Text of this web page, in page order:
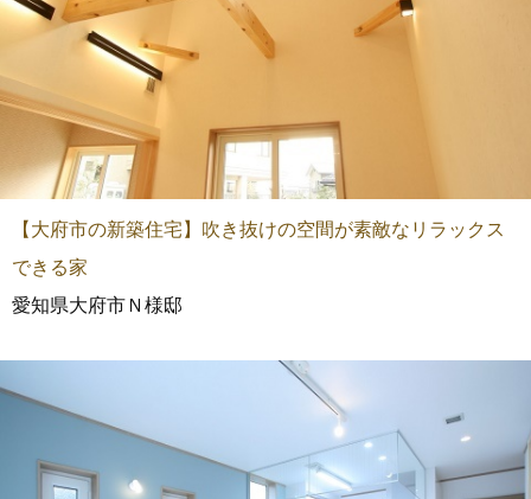
【大府市の新築住宅】吹き抜けの空間が素敵なリラックス
できる家
愛知県大府市Ｎ様邸